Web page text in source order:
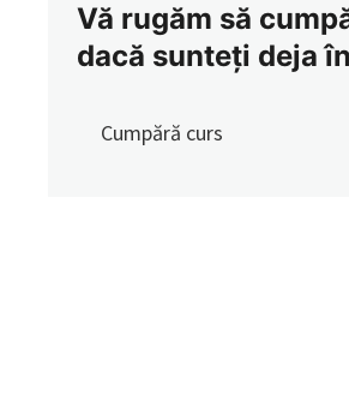
Vă rugăm să
dacă sunteți deja
Cumpără curs